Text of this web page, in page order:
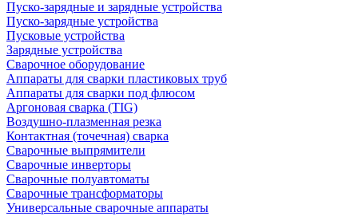
Пуско-зарядные и зарядные устройства
Пуско-зарядные устройства
Пусковые устройства
Зарядные устройства
Сварочное оборудование
Аппараты для сварки пластиковых труб
Аппараты для сварки под флюсом
Аргоновая сварка (TIG)
Воздушно-плазменная резка
Контактная (точечная) сварка
Сварочные выпрямители
Сварочные инверторы
Сварочные полуавтоматы
Сварочные трансформаторы
Универсальные сварочные аппараты